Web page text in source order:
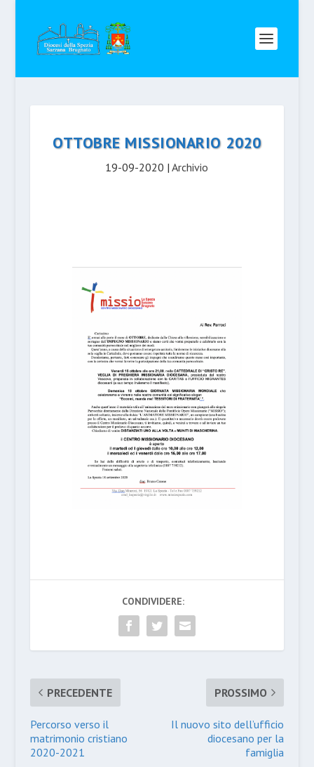
OTTOBRE MISSIONARIO 2020
19-09-2020 |Archivio
CONDIVIDERE:
PRECEDENTE
Percorso verso il
matrimonio cristiano
2020-2021
PROSSIMO
Il nuovo sito dell’ufficio
diocesano per la
famiglia